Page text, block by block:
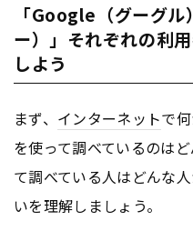
「Google（グーグ
ー）」それぞれの利
しよう
まず、 インターネットで
を使って調べているのは
て調べている人はどんな
いを理解しましょう。